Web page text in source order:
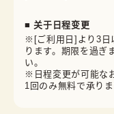
■ 关于日程变更
※[ご利用日]より3日
ります。期限を過ぎ
い。
※日程変更が可能な
1回のみ無料で承りま